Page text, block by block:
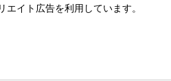
エイト広告を利用しています。